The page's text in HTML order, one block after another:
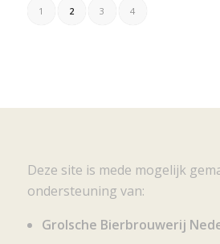
1 2 3 4
Deze site is mede mogelijk
ondersteuning van:
Grolsche Bierbrouwerij